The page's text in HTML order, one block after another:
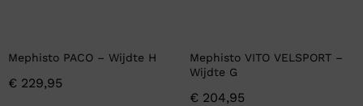
Mephisto PACO – Wijdte H
€ 229,95
Mephisto VITO VELSPORT –
Wijdte G
€ 204,95